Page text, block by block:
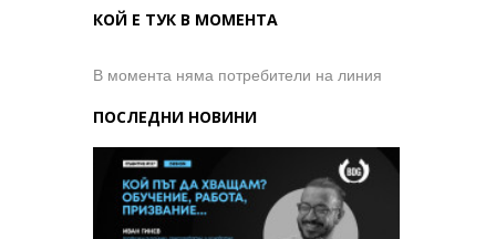
КОЙ Е ТУК В МОМЕНТА
В момента няма потребители на линия
ПОСЛЕДНИ НОВИНИ